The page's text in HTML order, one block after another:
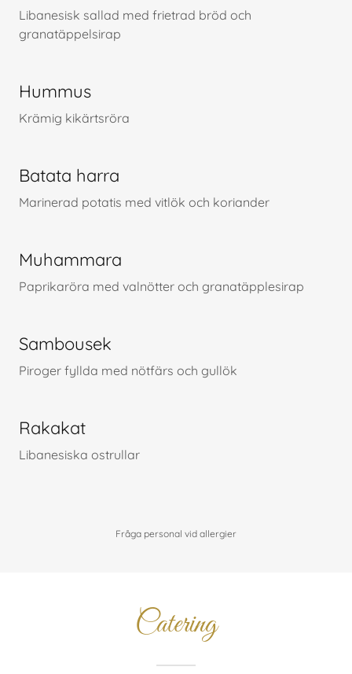
Libanesisk sallad med frietrad bröd och
granatäppelsirap
Hummus
Krämig kikärtsröra
Batata harra
Marinerad potatis med vitlök och koriander
Muhammara
Paprikaröra med valnötter och granatäpplesirap
Sambousek
Piroger fyllda med nötfärs och gullök
Rakakat
Libanesiska ostrullar
Fråga personal vid allergier
Catering